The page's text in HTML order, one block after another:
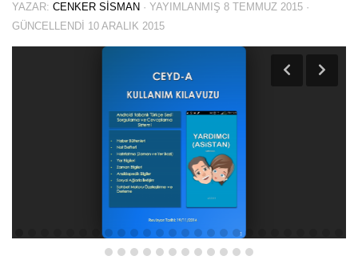
YAZAR: CENKER SISMAN · YAYIMLANMIŞ 8 TEMMUZ 2015 ·
GÜNCELLENDI 10 ARALIK 2015